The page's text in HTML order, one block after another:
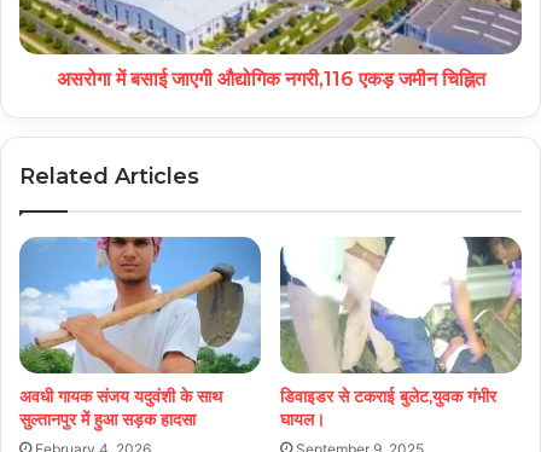
असरोगा में बसाई जाएगी औद्योगिक नगरी,116 एकड़ जमीन चिह्नित
Related Articles
अवधी गायक संजय यदुवंशी के साथ
सुल्तानपुर में हुआ सड़क हादसा
डिवाइडर से टकराई बुलेट,युवक गंभीर
घायल।